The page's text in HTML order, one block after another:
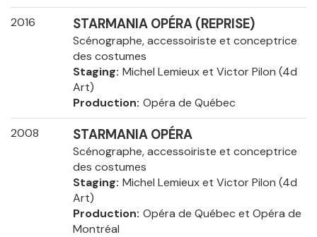
2016 STARMANIA OPÉRA (REPRISE)
Scénographe, accessoiriste et conceptrice
des costumes
Staging Michel Lemieux et Victor Pilon (4d
Art)
Production Opéra de Québec
2008 STARMANIA OPÉRA
Scénographe, accessoiriste et conceptrice
des costumes
Staging Michel Lemieux et Victor Pilon (4d
Art)
Production Opéra de Québec et Opéra de
Montréal